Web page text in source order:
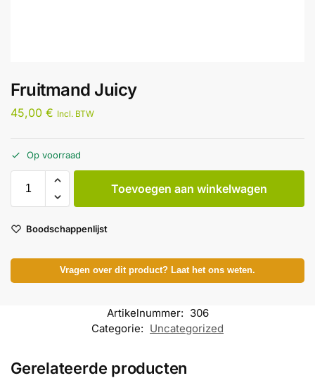
Fruitmand Juicy
45,00 € Incl. BTW
Op voorraad
Toevoegen aan winkelwagen
Boodschappenlijst
Vragen over dit product? Laat het ons weten.
Artikelnummer: 306
Categorie: Uncategorized
Gerelateerde producten